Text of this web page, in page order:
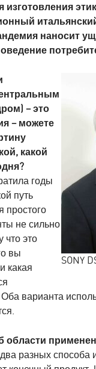
изготовления
наносит
SONY
– это
– можете
какой
годы
путь
простого
не сильно
что это
вы
какая
варианта
области
разных способа